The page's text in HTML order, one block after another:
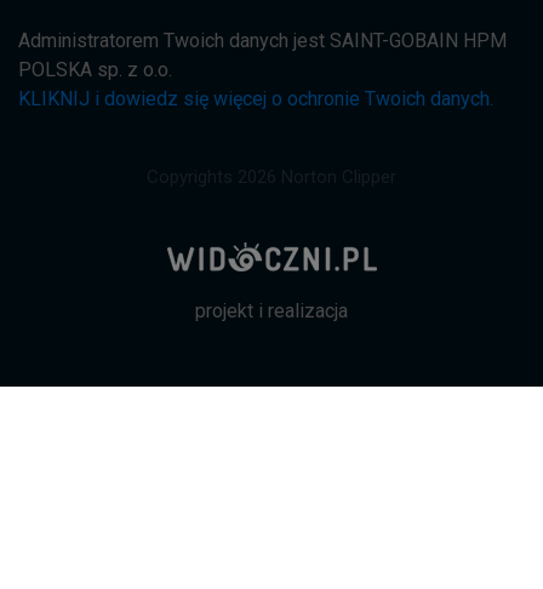
Administratorem Twoich danych jest SAINT-GOBAIN HPM
POLSKA sp. z o.o.
KLIKNIJ i dowiedz się więcej o ochronie Twoich danych.
projekt i realizacja